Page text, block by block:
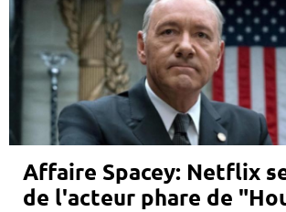
Affaire Spacey: Netflix
de l'acteur phare de